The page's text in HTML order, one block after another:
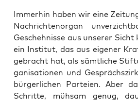
Immer­hin haben wir eine
Nach­rich­ten­or­gan
Gescheh­nis­se aus unse­rer
ein Insti­tut, das aus eige­ner
gebracht hat, als sämt­li­che
ga­ni­sa­tio­nen und
bür­ger­li­chen Par­tei­en. Aber
Schrit­te, müh­sam genug,